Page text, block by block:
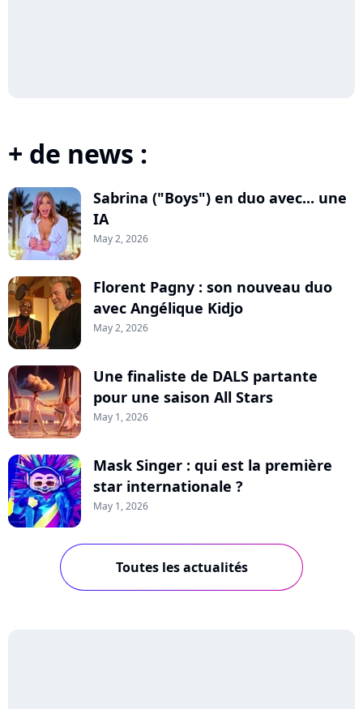
+ de news :
Sabrina ("Boys") en duo avec... une
IA
May 2, 2026
Florent Pagny : son nouveau duo
avec Angélique Kidjo
May 2, 2026
Une finaliste de DALS partante
pour une saison All Stars
May 1, 2026
Mask Singer : qui est la première
star internationale ?
May 1, 2026
Toutes les actualités